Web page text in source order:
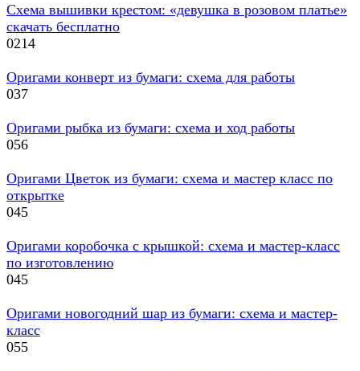
Схема вышивки крестом: «девушка в розовом платье»
скачать бесплатно
0214
Оригами конверт из бумаги: схема для работы
037
Оригами рыбка из бумаги: схема и ход работы
056
Оригами Цветок из бумаги: схема и мастер класс по
открытке
045
Оригами коробочка с крышкой: схема и мастер-класс
по изготовлению
045
Оригами новогодний шар из бумаги: схема и мастер-
класс
055